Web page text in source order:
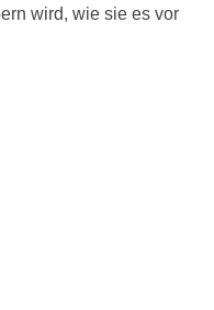
wird, wie sie es vor